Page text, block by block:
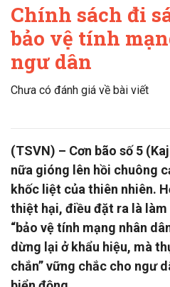
Chính sách đi
bảo vệ tính
ngư dân
Chưa có đánh giá về bài viết
(TSVN) – Cơn bão số 5
nữa gióng lên hồi chuông
khốc liệt của thiên nhiên.
thiệt hại, điều đặt ra là
“bảo vệ tính mạng nhân
dừng lại ở khẩu hiệu, mà
chắn” vững chắc cho ngư